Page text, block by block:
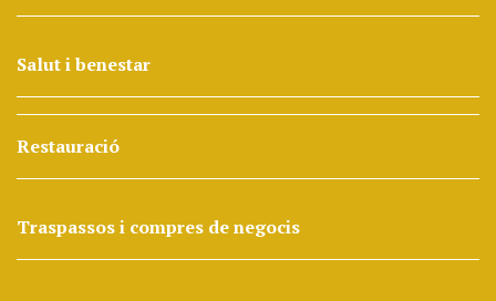
Salut i benestar
Restauració
Traspassos i compres de negocis